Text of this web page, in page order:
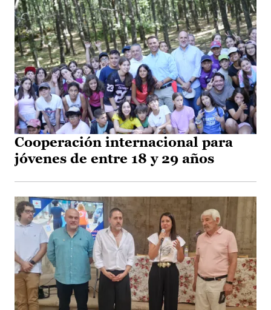
Cooperación internacional para
jóvenes de entre 18 y 29 años